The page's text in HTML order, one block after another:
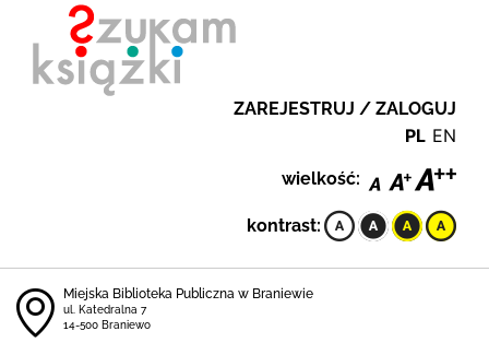
ZAREJESTRUJ / ZALOGUJ
PL EN
wielkość:
kontrast:
Miejska Biblioteka Publiczna w Braniewie
ul. Katedralna 7
14-500 Braniewo